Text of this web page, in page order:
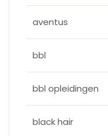
aventus
bbl
bbl opleidingen
black hair